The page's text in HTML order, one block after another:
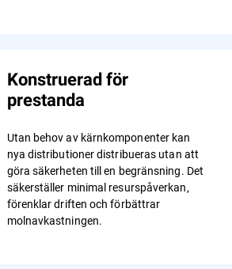
Konstruerad för
prestanda
Utan behov av kärnkomponenter kan
nya distributioner distribueras utan att
göra säkerheten till en begränsning. Det
säkerställer minimal resurspåverkan,
förenklar driften och förbättrar
molnavkastningen.